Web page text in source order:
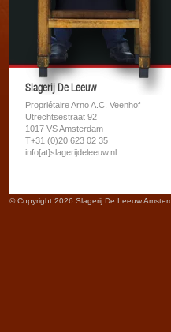
Slagerij De Leeuw
Propriétaire Arno A.C. Veenhof
Utrechtsestraat 92
1017 VS Amsterdam
T+31 (0)20 623 02 35
info[at]slagerijdeleeuw.nl
© Copyright 2026 Slagerij De Leeuw